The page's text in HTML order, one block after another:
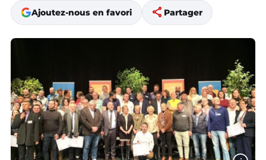
Ajoutez-nous en favori share Partager